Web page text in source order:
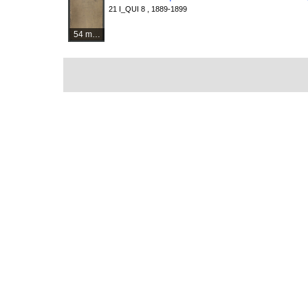
54 médias
21 I_QUI 8 , 1889-1899